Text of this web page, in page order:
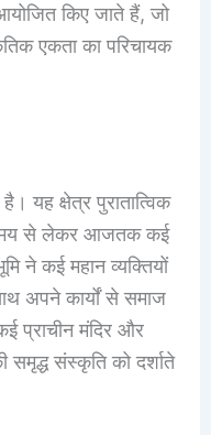
किए जाते हैं, जो
एकता का परिचायक
यह क्षेत्र पुरातात्विक
समय से लेकर आजतक कई
ने कई महान व्यक्तियों
अपने कार्यों से समाज
प्राचीन मंदिर और
संस्कृति को दर्शाते